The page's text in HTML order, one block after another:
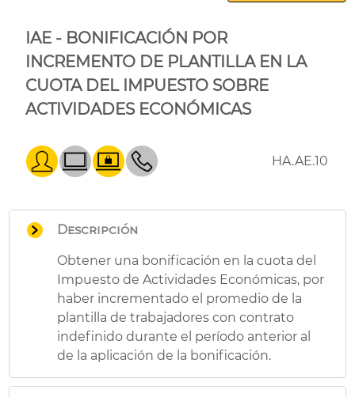
IAE - BONIFICACIÓN POR
INCREMENTO DE PLANTILLA EN LA
CUOTA DEL IMPUESTO SOBRE
ACTIVIDADES ECONÓMICAS
HA.AE.10
Descripción
Obtener una bonificación en la cuota del
Impuesto de Actividades Económicas, por
haber incrementado el promedio de la
plantilla de trabajadores con contrato
indefinido durante el período anterior al
de la aplicación de la bonificación.